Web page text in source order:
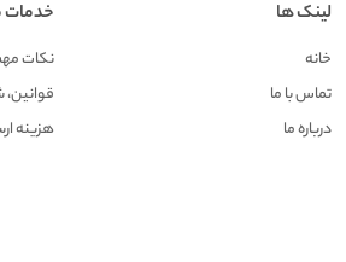
لینک ها
خانه
تماس با ما
درباره ما
خدمات
نکات
هزينه